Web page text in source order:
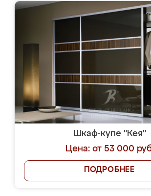
Шкаф-купе "Кея"
Цена: от 53 000
ПОДРОБНЕЕ